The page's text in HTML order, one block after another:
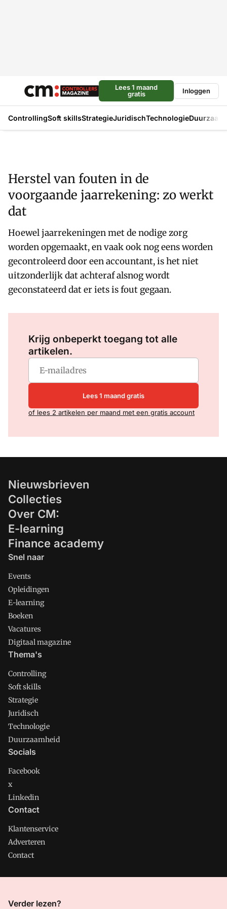
Lees 1 maand
gratis
Inloggen
ControllingSoft skillsStrategieJuridischTechnologie
Herstel van fouten in de
voorgaande jaarrekening: zo werkt
dat
Hoewel jaarrekeningen met de nodige zorg
worden opgemaakt, en vaak ook nog eens worden
gecontroleerd door een accountant, is het niet
uitzonderlijk dat achteraf alsnog wordt
geconstateerd dat er iets is fout gegaan.
Krijg onbeperkt toegang tot alle
artikelen.
Lees 1 maand gratis
of lees 2 artikelen per maand met een gratis account
Nieuwsbrieven
Collecties
Over CM:
E-learning
Finance academy
Snel naar
Events
Opleidingen
E-learning
Boeken
Vacatures
Digitaal magazine
Thema's
Controlling
Soft skills
Strategie
Juridisch
Technologie
Duurzaamheid
Socials
Facebook
x
Linkedin
Contact
Klantenservice
Adverteren
Contact
CMweb is onderdeel van VMN media. Lees in
Verder lezen?